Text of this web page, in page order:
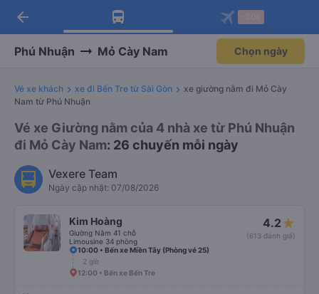
Tải app Vexere ngay!
Nhận ưu đãi thành viên độc
Mở app
Tải app Vexere
-30k/ghế khi đặt vé máy bay qua
Mở app
arrow_back
Phú Nhuận Mỏ Cày Nam Chọn ngày
Vé xe khách xe đi Bến Tre từ Sài Gòn
xe giường nằm đi Mỏ Cày
Nam từ Phú Nhuận
Vé xe Giường nằm của 4 nhà xe từ Phú Nhuận
đi Mỏ Cày Nam: 26 chuyến mỗi ngày
Vexere Team
Ngày cập nhật: 07/08/2026
Kim Hoàng
Giường Nằm 41 chỗ
Limousine 34 phòng
4.2
(613 đánh giá)
10:00 • Bến xe Miền Tây (Phòng vé 25)
2 giờ
12:00 • Bến xe Bến Tre